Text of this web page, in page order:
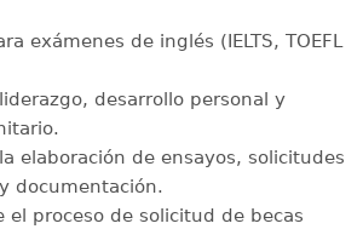
exámenes de inglés (IELTS, TOEFL
desarrollo personal y
elaboración de ensayos, solicitudes
documentación.
el proceso de solicitud de becas